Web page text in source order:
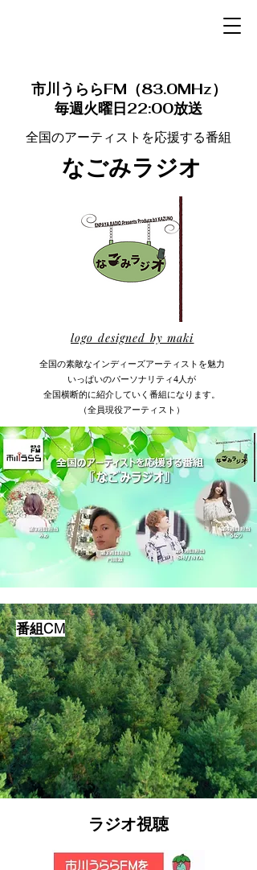
市川うららFM（83.0MHz）​
毎週火曜日22:00放送
全国のアーティストを応援する番組
なごみラジオ
logo designed by maki
全国の素敵なインディーズアーティストを魅力
いっぱいのパーソナリティ4人が
全国横断的に紹介していく番組になります。
（全員現役アーティスト）
番組CM
ラジオ視聴